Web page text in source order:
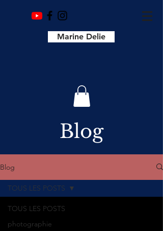
Marine Delie
Blog
Blog
TOUS LES POSTS
photographie
TOUS LES POSTS